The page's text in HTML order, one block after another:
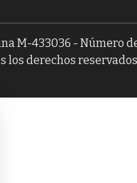
M-433036 - Número
los derechos